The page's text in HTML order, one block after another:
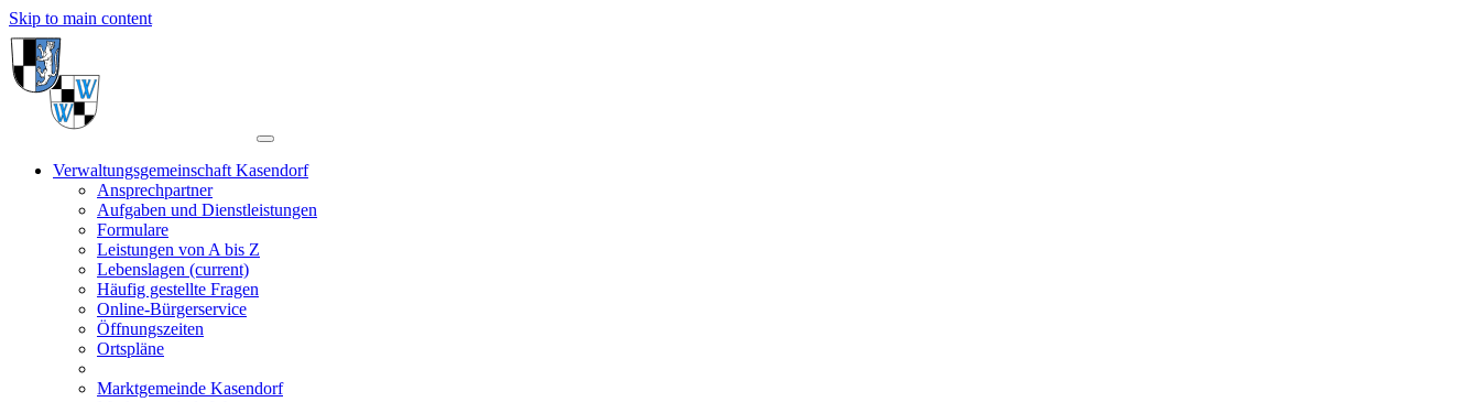
Skip to main content
Verwaltungsgemeinschaft Kasendorf
Ansprechpartner
Aufgaben und Dienstleistungen
Formulare
Leistungen von A bis Z
Lebenslagen (current)
Häufig gestellte Fragen
Online-Bürgerservice
Öffnungszeiten
Ortspläne
Marktgemeinde Kasendorf